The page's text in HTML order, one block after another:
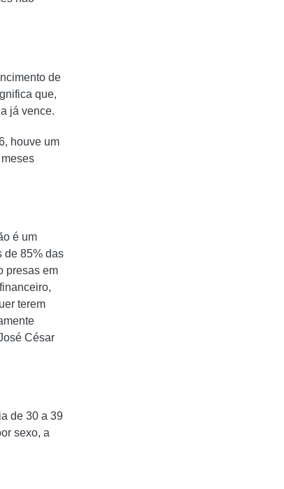
de
que,
já vence.
houve um
é um
de 85% das
presas em
terem
César
de 30 a 39
sexo, a